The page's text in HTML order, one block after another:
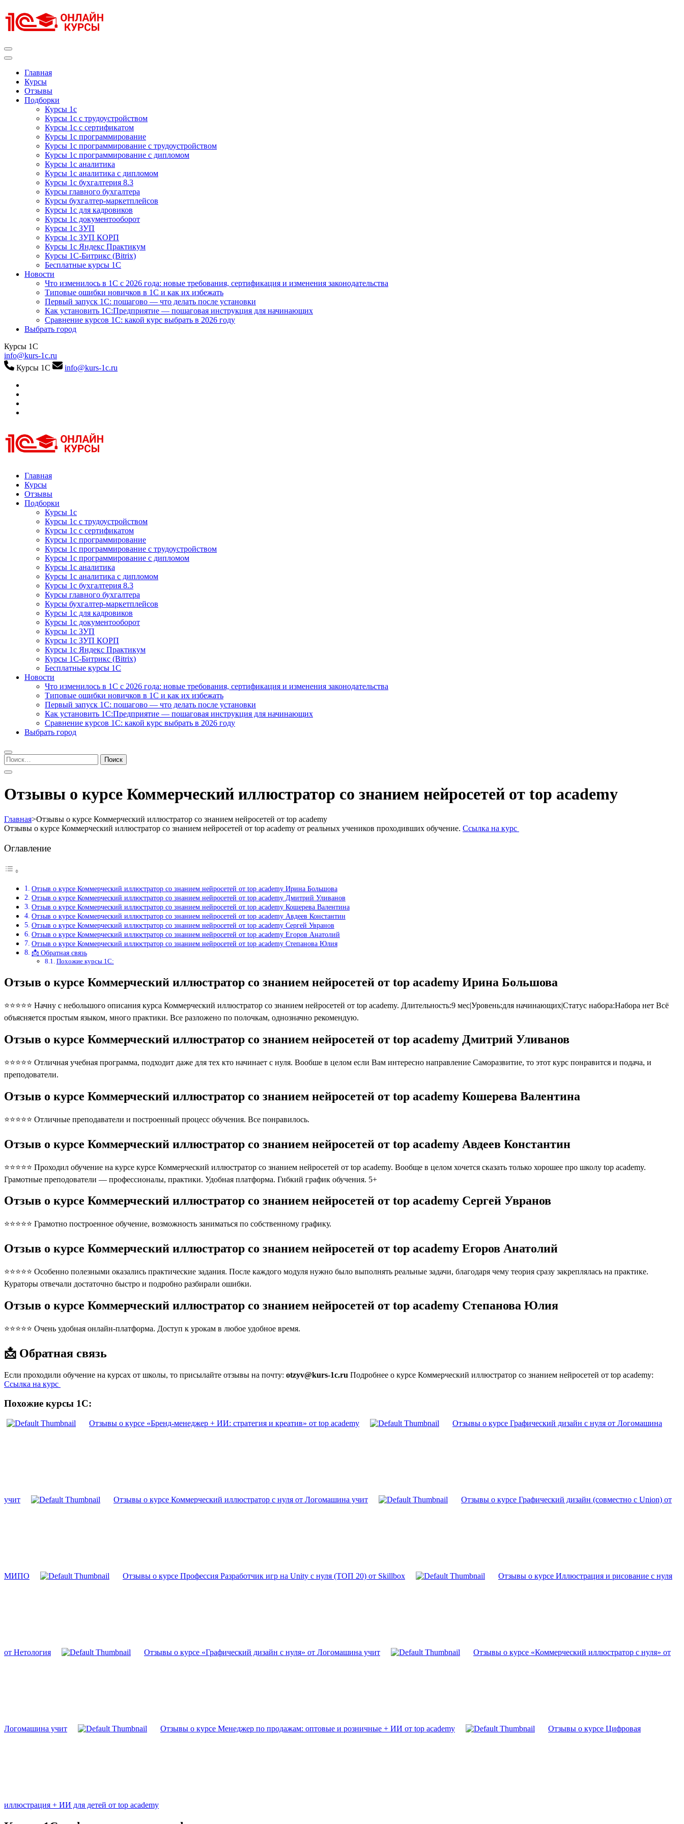
к
содержимому
Главная
Курсы
Отзывы
Подборки
Курсы 1с
Курсы 1с с трудоустройством
Курсы 1с с сертификатом
Курсы 1с программирование
Курсы 1с программирование с трудоустройством
Курсы 1с программирование с дипломом
Курсы 1с аналитика
Курсы 1с аналитика с дипломом
Курсы 1с бухгалтерия 8.3
Курсы главного бухгалтера
Курсы бухгалтер-маркетплейсов
Курсы 1с для кадровиков
Курсы 1с документооборот
Курсы 1с ЗУП
Курсы 1с ЗУП КОРП
Курсы 1с Яндекс Практикум
Курсы 1С-Битрикс (Bitrix)
Бесплатные курсы 1С
Новости
Что изменилось в 1С с 2026 года: новые требования, сертификация и изменения законодательства
Типовые ошибки новичков в 1С и как их избежать
Первый запуск 1С: пошагово — что делать после установки
Как установить 1С:Предприятие — пошаговая инструкция для начинающих
Сравнение курсов 1С: какой курс выбрать в 2026 году
Выбрать город
Курсы 1С
info@kurs-1c.ru
Курсы 1С
info@kurs-1c.ru
Курсы 1С
Курсы 1С официальная сертификация
Главная
Курсы
Отзывы
Подборки
Курсы 1с
Курсы 1с с трудоустройством
Курсы 1с с сертификатом
Курсы 1с программирование
Курсы 1с программирование с трудоустройством
Курсы 1с программирование с дипломом
Курсы 1с аналитика
Курсы 1с аналитика с дипломом
Курсы 1с бухгалтерия 8.3
Курсы главного бухгалтера
Курсы бухгалтер-маркетплейсов
Курсы 1с для кадровиков
Курсы 1с документооборот
Курсы 1с ЗУП
Курсы 1с ЗУП КОРП
Курсы 1с Яндекс Практикум
Курсы 1С-Битрикс (Bitrix)
Бесплатные курсы 1С
Новости
Что изменилось в 1С с 2026 года: новые требования, сертификация и изменения законодательства
Типовые ошибки новичков в 1С и как их избежать
Первый запуск 1С: пошагово — что делать после установки
Как установить 1С:Предприятие — пошаговая инструкция для начинающих
Сравнение курсов 1С: какой курс выбрать в 2026 году
Выбрать город
Найти:
Отзывы о курсе Коммерческий иллюстратор со знанием нейросетей от top academy
Главная>Отзывы о курсе Коммерческий иллюстратор со знанием нейросетей от top academy
Отзывы о курсе Коммерческий иллюстратор со знанием нейросетей от top academy от реальных учеников проходивших обучение. Ссылка на курс
Оглавление
Отзыв о курсе Коммерческий иллюстратор со знанием нейросетей от top academy Ирина Большова
Отзыв о курсе Коммерческий иллюстратор со знанием нейросетей от top academy Дмитрий Уливанов
Отзыв о курсе Коммерческий иллюстратор со знанием нейросетей от top academy Кошерева Валентина
Отзыв о курсе Коммерческий иллюстратор со знанием нейросетей от top academy Авдеев Константин
Отзыв о курсе Коммерческий иллюстратор со знанием нейросетей от top academy Сергей Увранов
Отзыв о курсе Коммерческий иллюстратор со знанием нейросетей от top academy Егоров Анатолий
Отзыв о курсе Коммерческий иллюстратор со знанием нейросетей от top academy Степанова Юлия
📩 Обратная связь
Похожие курсы 1С:
Отзыв о курсе Коммерческий иллюстратор со знанием нейросетей от top academy Ирина Большова
⭐⭐⭐⭐⭐ Начну с небольшого описания курса Коммерческий иллюстратор со знанием нейросетей от top academy. Длительность:9 мес|Уровень:для начинающих|Статус набора:Набора нет Всё
объясняется простым языком, много практики. Все разложено по полочкам, однозначно рекомендую.
Отзыв о курсе Коммерческий иллюстратор со знанием нейросетей от top academy Дмитрий Уливанов
⭐⭐⭐⭐⭐ Отличная учебная программа, подходит даже для тех кто начинает с нуля. Вообше в целом если Вам интересно направление Саморазвитие, то этот курс понравится и подача, и
преподователи.
Отзыв о курсе Коммерческий иллюстратор со знанием нейросетей от top academy Кошерева Валентина
⭐⭐⭐⭐⭐ Отличные преподаватели и построенный процесс обучения. Все понравилось.
Отзыв о курсе Коммерческий иллюстратор со знанием нейросетей от top academy Авдеев Константин
⭐⭐⭐⭐⭐ Проходил обучение на курсе курсе Коммерческий иллюстратор со знанием нейросетей от top academy. Вообще в целом хочется сказать только хорошее про школу top academy.
Грамотные преподователи — профессионалы, практики. Удобная платформа. Гибкий график обучения. 5+
Отзыв о курсе Коммерческий иллюстратор со знанием нейросетей от top academy Сергей Увранов
⭐⭐⭐⭐⭐ Грамотно построенное обучение, возможность заниматься по собственному графику.
Отзыв о курсе Коммерческий иллюстратор со знанием нейросетей от top academy Егоров Анатолий
⭐⭐⭐⭐⭐ Особенно полезными оказались практические задания. После каждого модуля нужно было выполнять реальные задачи, благодаря чему теория сразу закреплялась на практике.
Кураторы отвечали достаточно быстро и подробно разбирали ошибки.
Отзыв о курсе Коммерческий иллюстратор со знанием нейросетей от top academy Степанова Юлия
⭐⭐⭐⭐⭐ Очень удобная онлайн-платформа. Доступ к урокам в любое удобное время.
📩 Обратная связь
Если проходили обучение на курсах от школы, то присылайте отзывы на почту: otzyv@kurs-1c.ru Подробнее о курсе Коммерческий иллюстратор со знанием нейросетей от top academy:
Ссылка на курс
Похожие курсы 1С:
Отзывы о курсе «Бренд-менеджер + ИИ: стратегия и креатив» от top academy Отзывы о курсе Графический дизайн с нуля от Логомашина
учит Отзывы о курсе Коммерческий иллюстратор с нуля от Логомашина учит Отзывы о курсе Графический дизайн (совместно с Union) от
МИПО Отзывы о курсе Профессия Разработчик игр на Unity с нуля (ТОП 20) от Skillbox Отзывы о курсе Иллюстрация и рисование с нуля
от Нетология Отзывы о курсе «Графический дизайн с нуля» от Логомашина учит Отзывы о курсе «Коммерческий иллюстратор с нуля» от
Логомашина учит Отзывы о курсе Менеджер по продажам: оптовые и розничные + ИИ от top academy Отзывы о курсе Цифровая
иллюстрация + ИИ для детей от top academy